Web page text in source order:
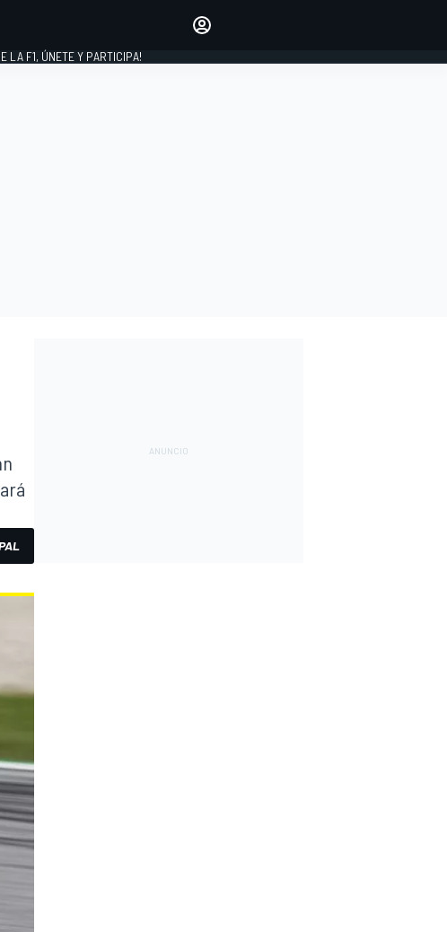
LA F1, ÚNETE Y PARTICIPA!